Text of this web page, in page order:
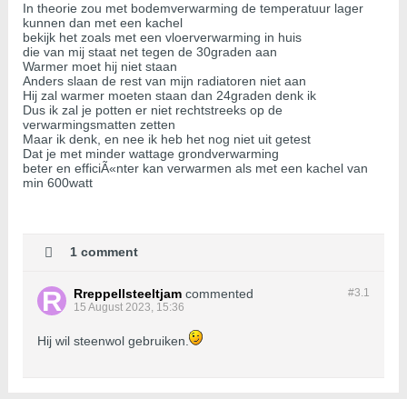
In theorie zou met bodemverwarming de temperatuur lager
kunnen dan met een kachel
bekijk het zoals met een vloerverwarming in huis
die van mij staat net tegen de 30graden aan
Warmer moet hij niet staan
Anders slaan de rest van mijn radiatoren niet aan
Hij zal warmer moeten staan dan 24graden denk ik
Dus ik zal je potten er niet rechtstreeks op de
verwarmingsmatten zetten
Maar ik denk, en nee ik heb het nog niet uit getest
Dat je met minder wattage grondverwarming
beter en efficiÃ«nter kan verwarmen als met een kachel van
min 600watt
1 comment
#3.1
Rreppellsteeltjam commented
15 August 2023, 15:36
Hij wil steenwol gebruiken.